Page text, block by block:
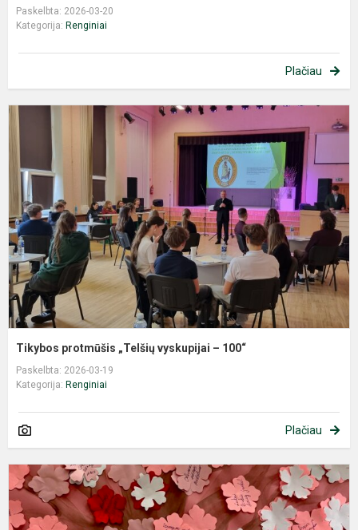
Paskelbta: 2026-03-20
Kategorija: Renginiai
Plačiau
Tikybos protmūšis „Telšių vyskupijai – 100“
Paskelbta: 2026-03-19
Kategorija: Renginiai
Plačiau